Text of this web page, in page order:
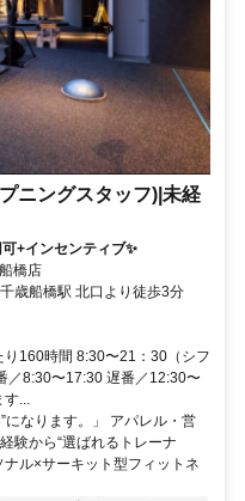
ニングスタッフ)|未経
+インセンティブ✨
橋店
歳船橋駅 北口より徒歩3分
160時間 8:30〜21：30（シフ
／8:30〜17:30 遅番／12:30〜
...
になります。」 アパレル・営
験から“選ばれるトレーナ
ル×サーキット型フィットネ